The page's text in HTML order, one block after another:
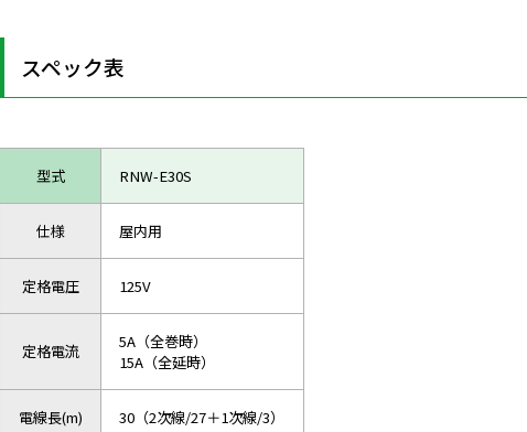
スペック表
型式 RNW-E30S
仕様 屋内用
定格電圧 125V
定格電流
5A（全巻時）
15A（全延時）
電線長(m) 30（2次線/27＋1次線/3）